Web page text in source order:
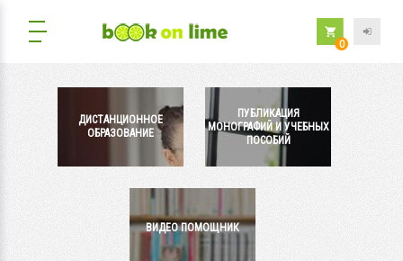
0
ДИСТАНЦИОННОЕ
ОБРАЗОВАНИЕ
ПУБЛИКАЦИЯ
МОНОГРАФИЙ И УЧЕБНЫХ
ПОСОБИЙ
ВИДЕО ПОМОЩНИК